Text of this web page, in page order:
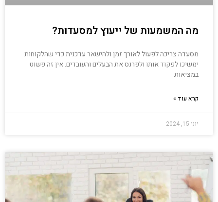
מה המשמעות של ייעוץ למסעדות?
מסעדה צריכה לפעול לאורך זמן ולהישאר עדכנית כדי שהלקוחות
ימשיכו לפקוד אותו ולפרנס את הבעלים והעובדים. אין זה פשוט
במציאות
קרא עוד »
יוני 15, 2024